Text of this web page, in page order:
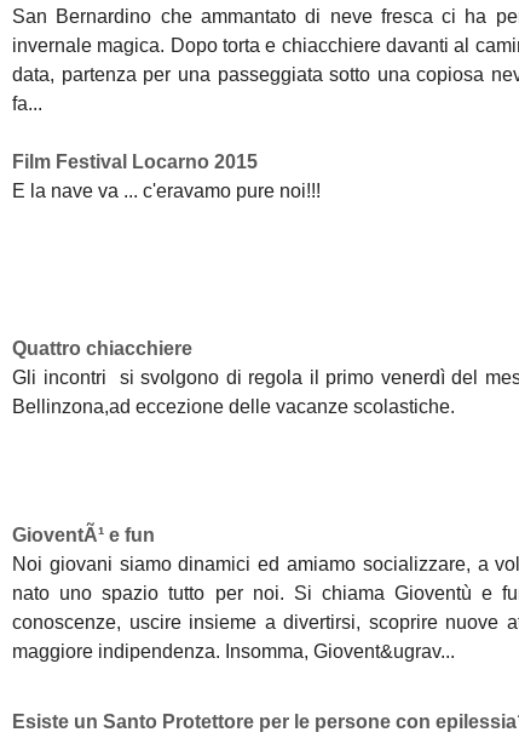
San Bernardino che ammantato di neve fresca ci ha
invernale magica. Dopo torta e chiacchiere davanti al
data, partenza per una passeggiata sotto una copiosa
fa...
Film Festival Locarno 2015
E la nave va ... c'eravamo pure noi!!!
Quattro chiacchiere
Gli incontri si svolgono di regola il primo venerdì del
Bellinzona,ad eccezione delle vacanze scolastiche.
GioventÃ¹ e fun
Noi giovani siamo dinamici ed amiamo socializzare, a
nato uno spazio tutto per noi. Si chiama Gioventù e
conoscenze, uscire insieme a divertirsi, scoprire nuove
maggiore indipendenza. Insomma, Giovent&ugrav...
Esiste un Santo Protettore per le persone con